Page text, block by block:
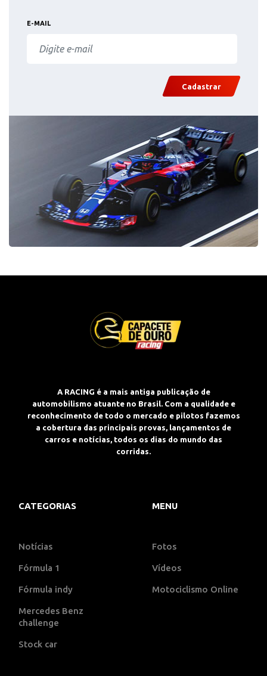
E-MAIL
Cadastrar
A RACING é a mais antiga publicação de
automobilismo atuante no Brasil. Com a qualidade e
reconhecimento de todo o mercado e pilotos fazemos
a cobertura das principais provas, lançamentos de
carros e notícias, todos os dias do mundo das
corridas.
CATEGORIAS
Notícias
Fórmula 1
Fórmula indy
Mercedes Benz
challenge
Stock car
MENU
Fotos
Vídeos
Motociclismo Online